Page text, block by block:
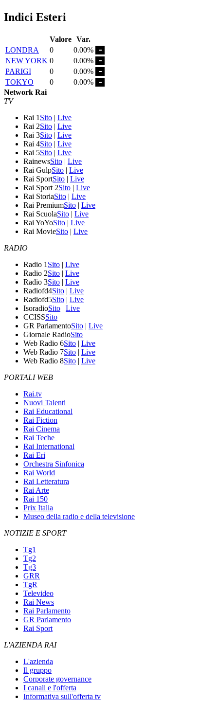
Indici Esteri
Valore Var.
LONDRA
0
0.00%
NEW YORK 0
0.00%
PARIGI
0
0.00%
TOKYO
0
0.00%
Network Rai
TV
Rai 1 Sito | Live
Rai 2Sito | Live
Rai 3Sito | Live
Rai 4Sito | Live
Rai 5Sito | Live
RainewsSito | Live
Rai GulpSito | Live
Rai SportSito | Live
Rai Sport 2Sito | Live
Rai StoriaSito | Live
Rai PremiumSito | Live
Rai ScuolaSito | Live
Rai YoYoSito | Live
Rai MovieSito | Live
RADIO
Radio 1 Sito | Live
Radio 2Sito | Live
Radio 3Sito | Live
Radiofd4Sito | Live
Radiofd5Sito | Live
IsoradioSito | Live
CCISSSito
GR ParlamentoSito | Live
Giornale RadioSito
Web Radio 6Sito | Live
Web Radio 7Sito | Live
Web Radio 8Sito | Live
PORTALI WEB
Rai.tv
Nuovi Talenti
Rai Educational
Rai Fiction
Rai Cinema
Rai Teche
Rai International
Rai Eri
Orchestra Sinfonica
Rai World
Rai Letteratura
Rai Arte
Rai 150
Prix Italia
Museo della radio e della televisione
NOTIZIE E SPORT
Tg1
Tg2
Tg3
GRR
TgR
Televideo
Rai News
Rai Parlamento
GR Parlamento
Rai Sport
L'AZIENDA RAI
L'azienda
Il gruppo
Corporate governance
I canali e l'offerta
Informativa sull'offerta tv